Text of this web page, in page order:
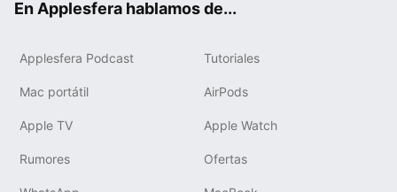
En Applesfera hablamos de...
Applesfera Podcast Tutoriales
Mac portátil AirPods
Apple TV Apple Watch
Rumores Ofertas